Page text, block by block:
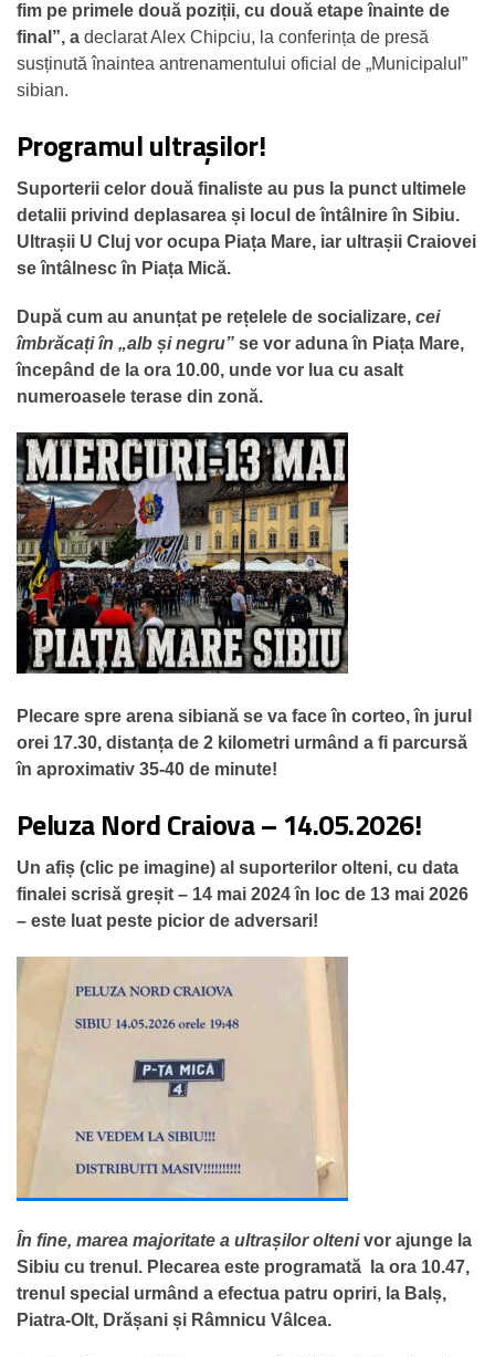
fim pe primele două poziții, cu două etape înainte de
final”, a declarat Alex Chipciu, la conferința de presă
susținută înaintea antrenamentului oficial de „Municipalul”
sibian.
Programul ultrașilor!
Suporterii celor două finaliste au pus la punct ultimele
detalii privind deplasarea și locul de întâlnire în Sibiu.
Ultrașii U Cluj vor ocupa Piața Mare, iar ultrașii Craiovei
se întâlnesc în Piața Mică.
După cum au anunțat pe rețelele de socializare, cei
îmbrăcați în „alb și negru” se vor aduna în Piața Mare,
începând de la ora 10.00, unde vor lua cu asalt
numeroasele terase din zonă.
Plecare spre arena sibiană se va face în corteo, în jurul
orei 17.30, distanța de 2 kilometri urmând a fi parcursă
în aproximativ 35-40 de minute!
Peluza Nord Craiova – 14.05.2026!
Un afiș (clic pe imagine) al suporterilor olteni, cu data
finalei scrisă greșit – 14 mai 2024 în loc de 13 mai 2026
– este luat peste picior de adversari!
În fine, marea majoritate a ultrașilor oltenivor ajunge la
Sibiu cu trenul. Plecarea este programată la ora 10.47,
trenul special urmând a efectua patru opriri, la Balș,
Piatra-Olt, Drășani și Râmnicu Vâlcea.